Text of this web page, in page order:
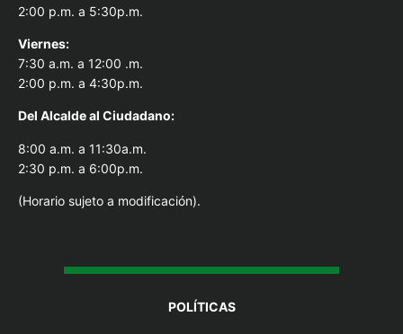
2:00 p.m. a 5:30p.m.
Viernes:
7:30 a.m. a 12:00 .m.
2:00 p.m. a 4:30p.m.
Del Alcalde al Ciudadano:
8:00 a.m. a 11:30a.m.
2:30 p.m. a 6:00p.m.
(Horario sujeto a modificación).
POLÍTICAS